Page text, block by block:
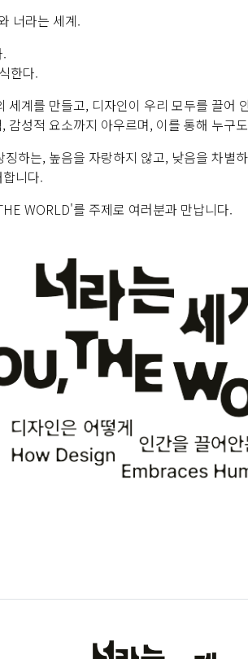
너라는 세계.
한다.
계를 만들고, 디자인이 우리 모두를 끌어
성적 요소까지 아우르며, 이를 통해 누구
하는, 높음을 자랑하지 않고, 낮음을 차별
니다.
WORLD'를 주제로 여러분과 만납니다.